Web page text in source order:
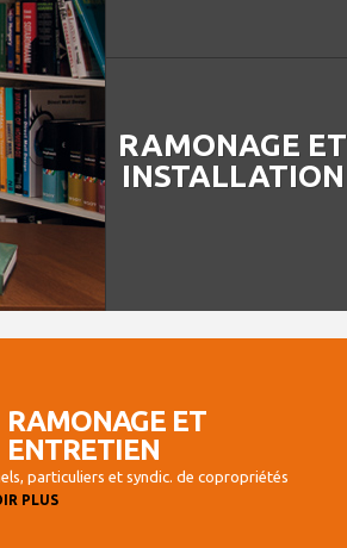
RAMONAGE ET
INSTALLATION
RAMONAGE ET
ENTRETIEN
particuliers et syndic. de copropriétés
PLUS